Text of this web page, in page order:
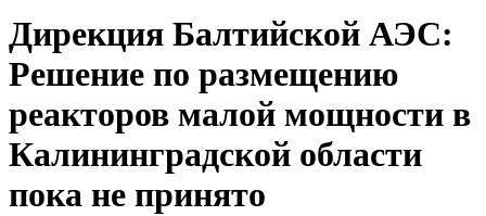
Дирекция Балтийской АЭС:
Решение по размещению
реакторов малой мощности в
Калининградской области
пока не принято